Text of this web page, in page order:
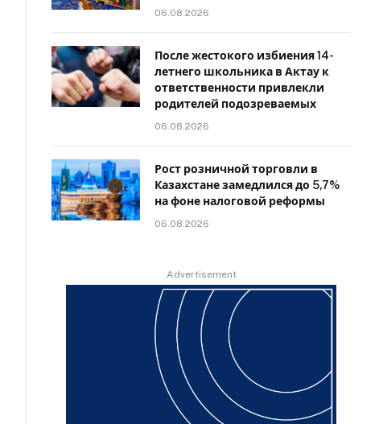
06.08.2026
После жестокого избиения 14-
летнего школьника в Актау к
ответственности привлекли
родителей подозреваемых
06.08.2026
Рост розничной торговли в
Казахстане замедлился до 5,7%
на фоне налоговой реформы
06.08.2026
Advertisement